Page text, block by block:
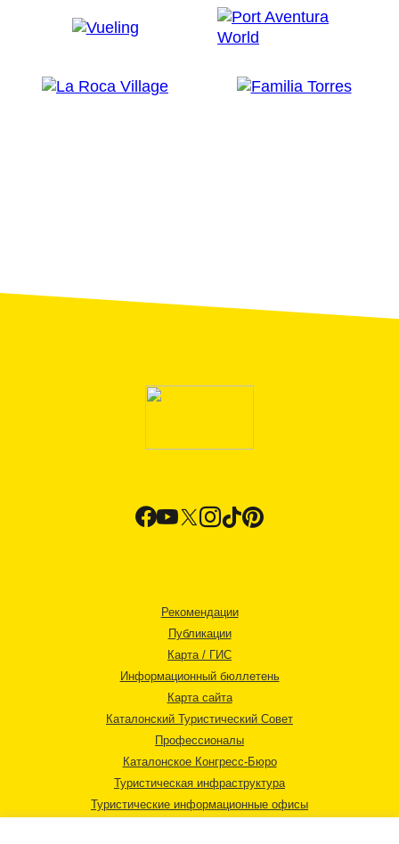
Рекомендации
Публикации
Карта / ГИС
Информационный бюллетень
Карта сайта
Каталонский Туристический Совет
Профессионалы
Каталонское Конгресс-Бюро
Туристическая инфраструктура
Туристические информационные офисы